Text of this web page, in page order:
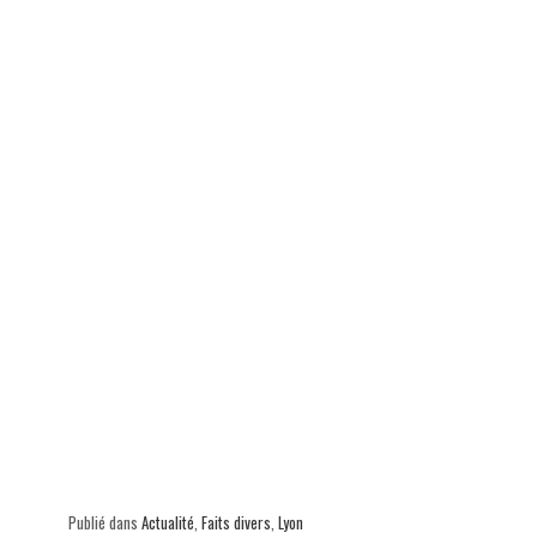
Publié dans Actualité Faits divers Lyon